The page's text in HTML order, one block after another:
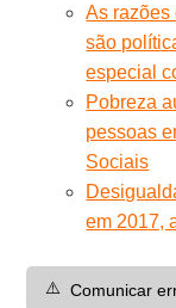
As razões
são
especial
Pobreza
pessoas
Sociais
em 2017,
⚠️ Comunicar